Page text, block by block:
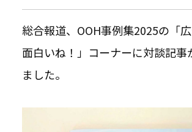
総合報道、OOH事例集2025の「
面白いね！」コーナーに対談記事
ました。